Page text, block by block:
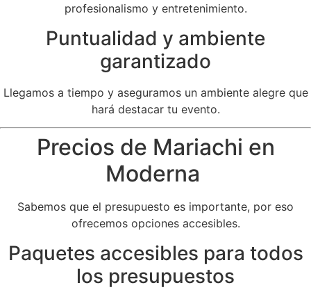
profesionalismo y entretenimiento.
Puntualidad y ambiente
garantizado
Llegamos a tiempo y aseguramos un ambiente alegre que
hará destacar tu evento.
Precios de Mariachi en
Moderna
Sabemos que el presupuesto es importante, por eso
ofrecemos opciones accesibles.
Paquetes accesibles para todos
los presupuestos